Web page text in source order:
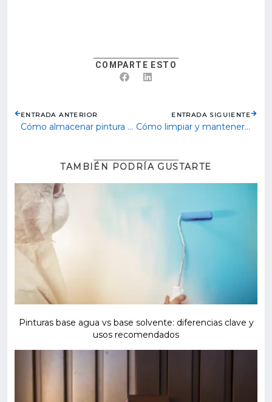
COMPARTE ESTO
ENTRADA ANTERIOR
Cómo almacenar pintura correctamente: Consejos para distribuidores y profesionales
ENTRADA SIGUIENTE
Cómo limpiar y mantener tus herramientas de pintado para que duren más tiempo
TAMBIÉN PODRÍA GUSTARTE
Pinturas base agua vs base solvente: diferencias clave y
usos recomendados